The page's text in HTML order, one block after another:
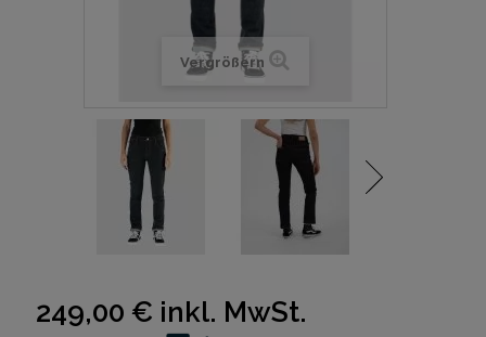
Vergrößern
249,00 € inkl. MwSt.